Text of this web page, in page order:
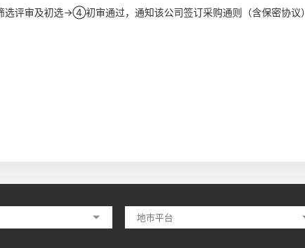
审及初选→④初审通过，通知该公司签订采购通则（含保密协议）
地市平台